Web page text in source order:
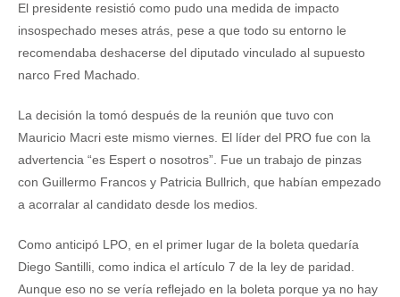
El presidente resistió como pudo una medida de impacto
insospechado meses atrás, pese a que todo su entorno le
recomendaba deshacerse del diputado vinculado al supuesto
narco Fred Machado.
La decisión la tomó después de la reunión que tuvo con
Mauricio Macri este mismo viernes. El líder del PRO fue con la
advertencia “es Espert o nosotros”. Fue un trabajo de pinzas
con Guillermo Francos y Patricia Bullrich, que habían empezado
a acorralar al candidato desde los medios.
Como anticipó LPO, en el primer lugar de la boleta quedaría
Diego Santilli, como indica el artículo 7 de la ley de paridad.
Aunque eso no se vería reflejado en la boleta porque ya no hay